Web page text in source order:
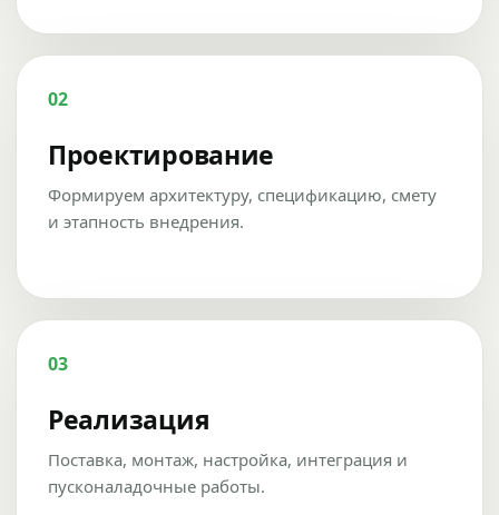
02
Проектирование
Формируем архитектуру, спецификацию, смету
и этапность внедрения.
03
Реализация
Поставка, монтаж, настройка, интеграция и
пусконаладочные работы.